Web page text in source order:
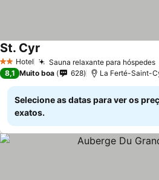
2 Estrelas
Hotel Sauna relaxante para hóspedes
St. Cyr
8,1 Muito boa 628 La Ferté-Saint-
Selecione as datas para ver os
exatos.